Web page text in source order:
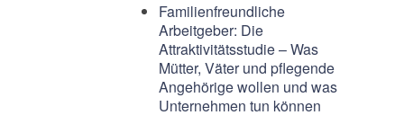
Familienfreundliche
Arbeitgeber: Die
Attraktivitätsstudie – Was
Mütter, Väter und pflegende
Angehörige wollen und was
Unternehmen tun können